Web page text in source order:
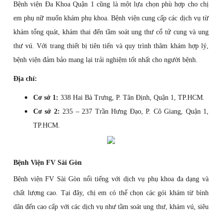
Bệnh viện Đa Khoa Quận 1 cũng là một lựa chọn phù hợp cho chị
em phụ nữ muốn khám phụ khoa. Bệnh viện cung cấp các dịch vụ từ
khám tổng quát, khám thai đến tầm soát ung thư cổ tử cung và ung
thư vú. Với trang thiết bị tiên tiến và quy trình thăm khám hợp lý,
bệnh viện đảm bảo mang lại trải nghiệm tốt nhất cho người bệnh.
Địa chỉ:
Cơ sở 1: 338 Hai Bà Trưng, P. Tân Định, Quận 1, TP.HCM.
Cơ sở 2: 235 – 237 Trần Hưng Đạo, P. Cô Giang, Quận 1,
TP.HCM.
Bệnh Viện FV Sài Gòn
Bệnh viện FV Sài Gòn nổi tiếng với dịch vụ phụ khoa đa dạng và
chất lượng cao. Tại đây, chị em có thể chọn các gói khám từ bình
dân đến cao cấp với các dịch vụ như tầm soát ung thư, khám vú, siêu